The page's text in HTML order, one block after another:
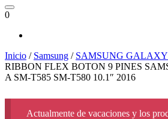
0
Inicio / Samsung / SAMSUNG
RIBBON FLEX BOTON 9 PINES
A SM-T585 SM-T580 10.1″ 2016
Actualmente de vacaciones y los